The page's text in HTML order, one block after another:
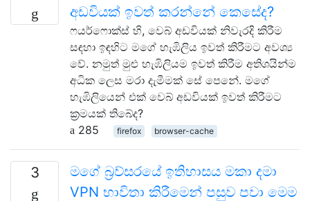
අඩවියක් ඉවත් කරන්නේ කෙසේද?
ෆයර්ෆොක්ස් හි, වෙබ් අඩවියක් නිවැරදි කිරීම
සඳහා ඉඳහිට මගේ හැඹිලිය ඉවත් කිරීමට අවශ්‍ය
වේ. නමුත් මුළු හැඹිලියම ඉවත් කිරීම අතිශයින්ම
අධික ලෙස මරා දැමීමක් සේ පෙනේ. මගේ
හැඹිලියෙන් එක් වෙබ් අඩවියක් ඉවත් කිරීමට
ක්‍රමයක් තිබේද?
285
firefox browser-cache
3
මගේ බ්‍රව්සරයේ ඉතිහාසය මකා දමා
VPN භාවිතා කිරීමෙන් පසුව පවා මෙම